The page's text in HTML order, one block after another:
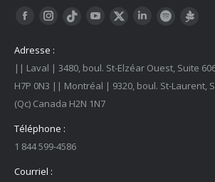
Trouvez nous sur :
FacebookInstagram
Tiktok YouTubeTwitter LinkedInSpotify
Adresse :
|| Laval | 3480, boul. St-Elzéar Ouest, Suite
H7P 0N3 || Montréal | 9320, boul. St-Laurent,
(Qc) Canada H2N 1N7
Téléphone :
1 844 599-4586
Courriel :